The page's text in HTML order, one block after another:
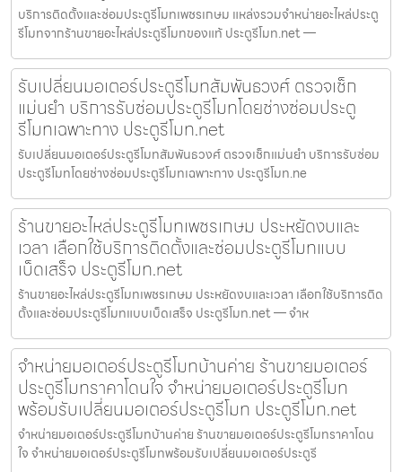
บริการติดตั้งและซ่อมประตูรีโมทเพชรเกษม แหล่งรวมจำหน่ายอะไหล่ประตู
รีโมทจากร้านขายอะไหล่ประตูรีโมทของแท้ ประตูรีโมท.net —
รับเปลี่ยนมอเตอร์ประตูรีโมทสัมพันธวงศ์ ตรวจเช็ก
แม่นยำ บริการรับซ่อมประตูรีโมทโดยช่างซ่อมประตู
รีโมทเฉพาะทาง ประตูรีโมท.net
รับเปลี่ยนมอเตอร์ประตูรีโมทสัมพันธวงศ์ ตรวจเช็กแม่นยำ บริการรับซ่อม
ประตูรีโมทโดยช่างซ่อมประตูรีโมทเฉพาะทาง ประตูรีโมท.ne
ร้านขายอะไหล่ประตูรีโมทเพชรเกษม ประหยัดงบและ
เวลา เลือกใช้บริการติดตั้งและซ่อมประตูรีโมทแบบ
เบ็ดเสร็จ ประตูรีโมท.net
ร้านขายอะไหล่ประตูรีโมทเพชรเกษม ประหยัดงบและเวลา เลือกใช้บริการติด
ตั้งและซ่อมประตูรีโมทแบบเบ็ดเสร็จ ประตูรีโมท.net — จำห
จำหน่ายมอเตอร์ประตูรีโมทบ้านค่าย ร้านขายมอเตอร์
ประตูรีโมทราคาโดนใจ จำหน่ายมอเตอร์ประตูรีโมท
พร้อมรับเปลี่ยนมอเตอร์ประตูรีโมท ประตูรีโมท.net
จำหน่ายมอเตอร์ประตูรีโมทบ้านค่าย ร้านขายมอเตอร์ประตูรีโมทราคาโดน
ใจ จำหน่ายมอเตอร์ประตูรีโมทพร้อมรับเปลี่ยนมอเตอร์ประตูรี